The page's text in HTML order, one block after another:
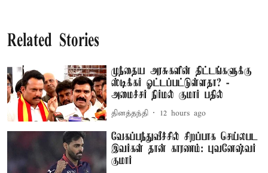
Related Stories
முந்தைய அரசுகளின் திட்டங்களுக்கு
ஸ்டிக்கர் ஓட்டப்பட்டுள்ளதா? -
அமைச்சர் நிர்மல் குமார் பதில்
தினத்தந்தி 12 hours ago
வேகப்பந்துவீச்சில் சிறப்பாக செய்லபட
இவர்கள் தான் காரணம்: புவனேஷ்வர்
குமார்